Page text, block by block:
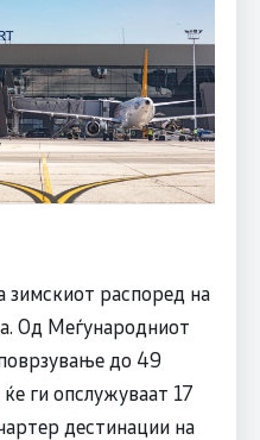
зимскиот распоред на
Од Меѓународниот
до 49
ги опслужуваат 17
дестинации на